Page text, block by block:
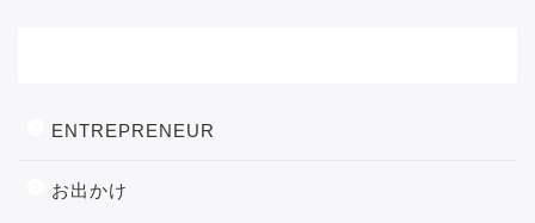
ENTREPRENEUR
お出かけ